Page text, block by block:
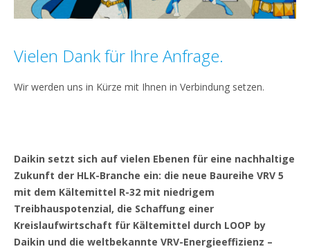
Vielen Dank für Ihre Anfrage.
Wir werden uns in Kürze mit Ihnen in Verbindung setzen.
Daikin setzt sich auf vielen Ebenen für eine nachhaltige
Zukunft der HLK-Branche ein: die neue Baureihe VRV 5
mit dem Kältemittel R-32 mit niedrigem
Treibhauspotenzial, die Schaffung einer
Kreislaufwirtschaft für Kältemittel durch LOOP by
Daikin und die weltbekannte VRV-Energieeffizienz –